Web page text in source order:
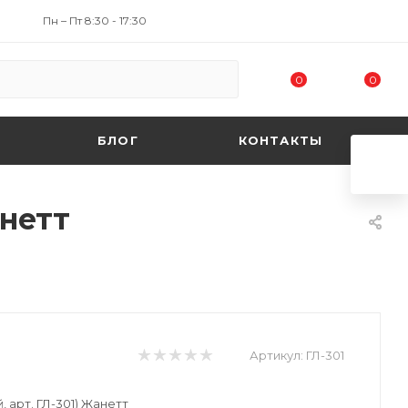
Пн – Пт 8:30 - 17:30
0 0
БЛОГ КОНТАКТЫ
Артикул: ГЛ-301
арт. ГЛ-301) Жанетт